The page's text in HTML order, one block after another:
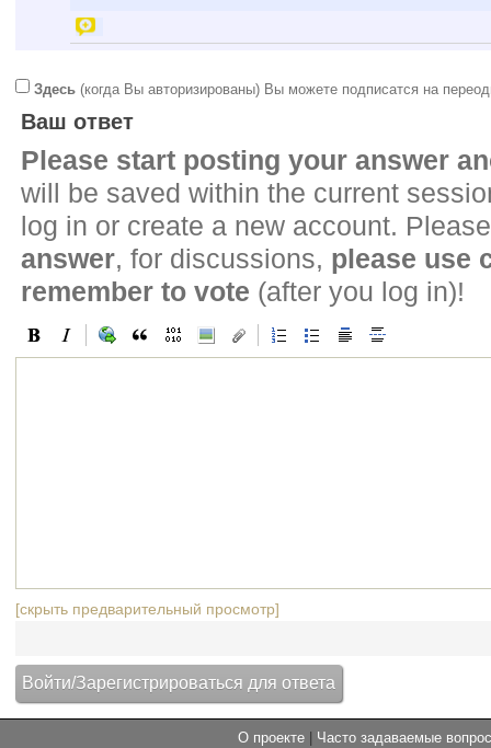
Здесь (когда Вы авторизированы) Вы можете подписатся на
Ваш ответ
Please start posting your answer
will be saved within the current
log in or create a new account.
answer, for discussions, please use
remember to vote (after you log in)!
[скрыть предварительный просмотр]
О проекте Часто задаваемые